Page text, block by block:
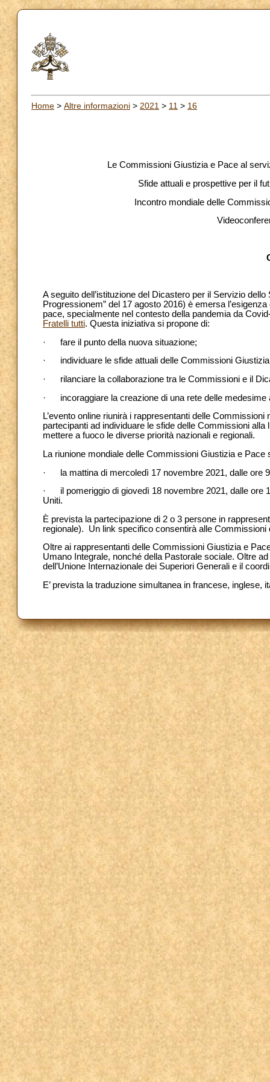
Home > Altre informazioni > 2021 > 11 > 16
Le Commissioni Giustizia e Pace al
Sfide attuali e prospettive per il
Incontro mondiale delle
A seguito dell’istituzione del Dicastero per il Servizio
Progressionem” del 17 agosto 2016) è emersa
pace, specialmente nel contesto della pandemia da
Fratelli tutti. Questa iniziativa si propone di:
· fare il punto della nuova situazione;
· individuare le sfide attuali delle Commissioni
· rilanciare la collaborazione tra le Commissioni e il
· incoraggiare la creazione di una rete delle medesime
L’evento online riunirà i rappresentanti delle
partecipanti ad individuare le sfide delle Commissioni
mettere a fuoco le diverse priorità nazionali e regionali.
La riunione mondiale delle Commissioni Giustizia e
· la mattina di mercoledì 17 novembre 2021, dalle ore
· il pomeriggio di giovedì 18 novembre 2021, dalle ore
Uniti.
È prevista la partecipazione di 2 o 3 persone in
regionale). Un link specifico consentirà alle
Oltre ai rappresentanti delle Commissioni Giustizia e
Umano Integrale, nonché della Pastorale sociale. Oltre
dell’Unione Internazionale dei Superiori Generali e il
E’ prevista la traduzione simultanea in francese, inglese,